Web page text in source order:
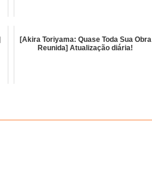
[Akira Toriyama: Quase Toda Sua Obra
Reunida] Atualização diária!